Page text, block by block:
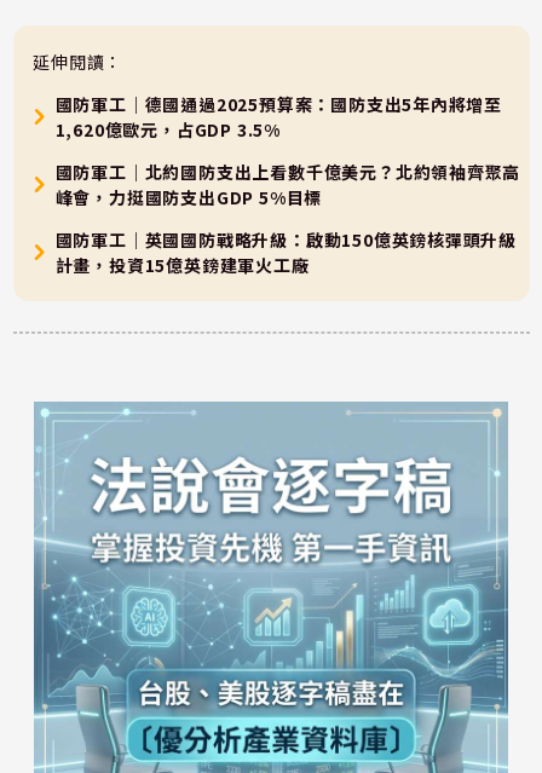
延伸閱讀：
國防軍工｜德國通過2025預算案：國防支出5年內將增至
1,620億歐元，占GDP 3.5%
國防軍工｜北約國防支出上看數千億美元？北約領袖齊聚高
峰會，力挺國防支出GDP 5%目標
國防軍工｜英國國防戰略升級：啟動150億英鎊核彈頭升級
計畫，投資15億英鎊建軍火工廠